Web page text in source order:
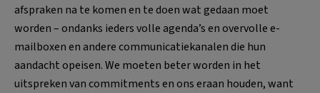
afspraken na te komen en te doen wat gedaan moet
worden – ondanks ieders volle agenda’s en overvolle e-
mailboxen en andere communicatiekanalen die hun
aandacht opeisen. We moeten beter worden in het
uitspreken van commitments en ons eraan houden, want